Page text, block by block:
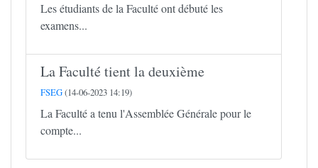
Les étudiants de la Faculté ont débuté les
examens...
La Faculté tient la deuxième
FSEG(14-06-2023 14:19)
La Faculté a tenu l'Assemblée Générale pour le
compte...